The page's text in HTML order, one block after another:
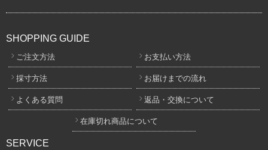
SHOPPING GUIDE
ご注文方法 お支払い方法
採寸方法 お届けまでの流れ
よくある質問 返品・交換について
在庫切れ商品について
SERVICE